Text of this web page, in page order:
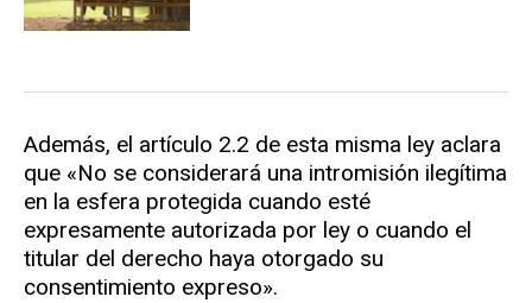
Además, el artículo 2.2 de esta misma ley aclara
que «No se considerará una intromisión ilegítima
en la esfera protegida cuando esté
expresamente autorizada por ley o cuando el
titular del derecho haya otorgado su
consentimiento expreso».